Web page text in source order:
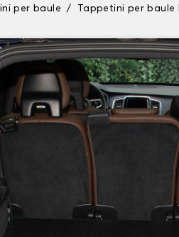
per baule Tappetini per baule